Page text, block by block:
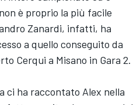
è proprio la più facile
Zanardi, infatti, ha
a quello conseguito da
Cerqui a Misano in Gara 2.
ci ha raccontato Alex nella